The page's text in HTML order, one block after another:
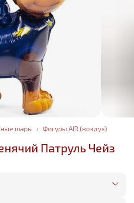
Фигуры AIR (воздух)
шары ›
Патруль Чейз